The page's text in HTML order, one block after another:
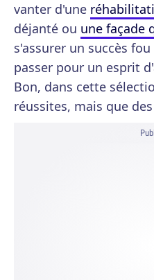
vanter d'une
déjanté ou une façade
s'assurer un succès
passer pour un esprit
Bon, dans cette
réussites, mais que